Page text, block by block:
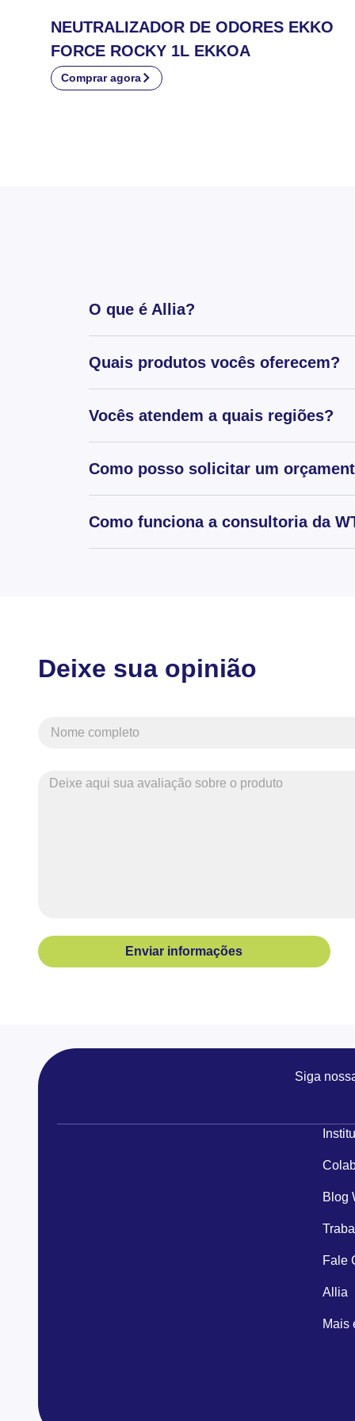
NEUTRALIZADOR DE ODORES EKKO
FORCE ROCKY 1L EKKOA
Comprar agora
O que é Allia?
Quais produtos vocês oferecem?
Vocês atendem a quais regiões?
Como posso solicitar um
Como funciona a consultoria da
Deixe sua opinião
Enviar informações
Siga
Blog
Fale
Allia
Mais